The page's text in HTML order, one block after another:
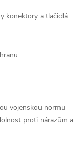
konektory a tlačidlá
vojenskou normu
proti nárazům a